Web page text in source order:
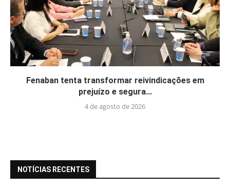
Fenaban tenta transformar reivindicações em
prejuízo e segura...
4 de agosto de 2026
NOTÍCIAS RECENTES